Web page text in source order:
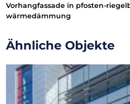
Vorhangfassade in pfosten-
wärmedämmung
Ähnliche Objekte